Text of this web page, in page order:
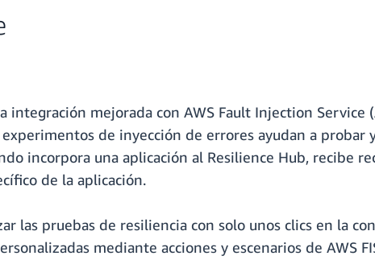
integración mejorada con AWS Fault Injection Service
de inyección de errores ayudan a
incorpora una aplicación al Resilience Hub, recibe
de la aplicación.
las pruebas de resiliencia con solo unos clics en la
mediante acciones y escenarios de AWS